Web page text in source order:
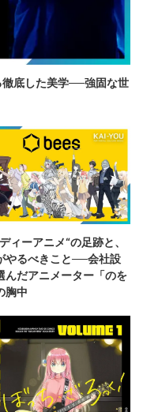
底した美学──強固な世
ィーアニメ“の足跡と、
やるべきこと──会社設
んだアニメーター「のを
胸中